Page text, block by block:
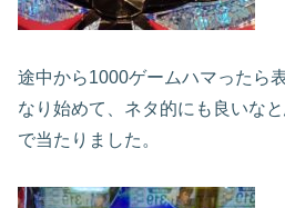
途中から1000ゲームハマったら
なり始めて、ネタ的にも良いな
で当たりました。